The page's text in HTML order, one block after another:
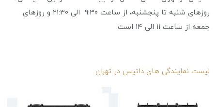
روزهای شنبه تا پنجشنبه، از ساعت ۹:۳۰ الی ۲۱:۳۰ و روزهای
جمعه‌ از ساعت ۱۱ الی ۱۴ است.
لیست نمایندگی های داتیس در تهران